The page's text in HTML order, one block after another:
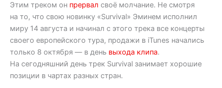
Этим треком он прервал своё молчание. Не смотря
на то, что свою новинку «Survival» Эминем исполнил
миру 14 августа и начинал с этого трека все концерты
своего европейского тура, продажи в iTunes начались
только 8 октября — в день выхода клипа.
На сегодняшний день трек Survival занимает хорошие
позиции в чартах разных стран.